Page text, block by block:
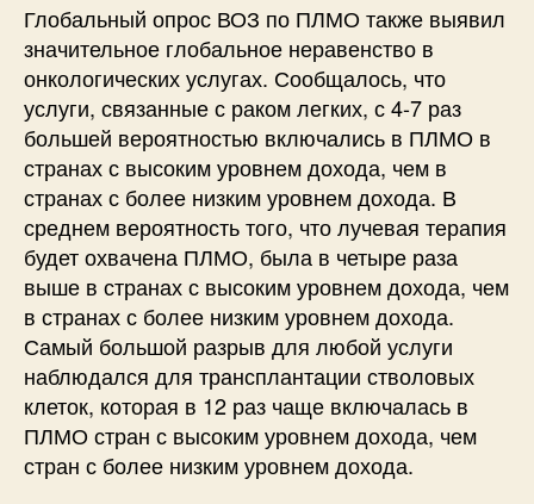
Глобальный опрос ВОЗ по ПЛМО также выявил
значительное глобальное неравенство в
онкологических услугах. Сообщалось, что
услуги, связанные с раком легких, с 4-7 раз
большей вероятностью включались в ПЛМО в
странах с высоким уровнем дохода, чем в
странах с более низким уровнем дохода. В
среднем вероятность того, что лучевая терапия
будет охвачена ПЛМО, была в четыре раза
выше в странах с высоким уровнем дохода, чем
в странах с более низким уровнем дохода.
Самый большой разрыв для любой услуги
наблюдался для трансплантации стволовых
клеток, которая в 12 раз чаще включалась в
ПЛМО стран с высоким уровнем дохода, чем
стран с более низким уровнем дохода.